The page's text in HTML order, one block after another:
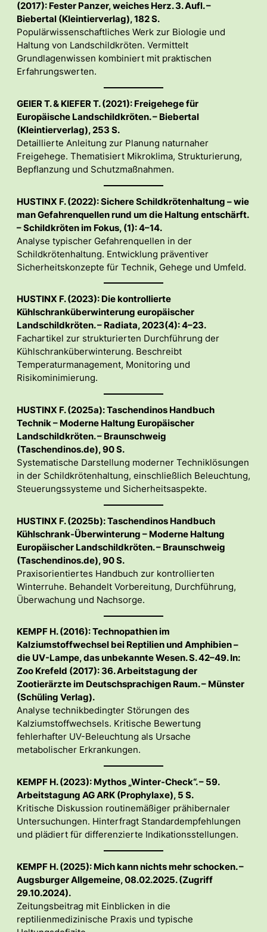
(2017): Fester Panzer, weiches Herz. 3. Aufl. –
Biebertal (Kleintierverlag), 182 S.
Populärwissenschaftliches Werk zur Biologie und
Haltung von Landschildkröten. Vermittelt
Grundlagenwissen kombiniert mit praktischen
Erfahrungswerten.
GEIER T. & KIEFER T. (2021): Freigehege für
Europäische Landschildkröten. – Biebertal
(Kleintierverlag), 253 S.
Detaillierte Anleitung zur Planung naturnaher
Freigehege. Thematisiert Mikroklima, Strukturierung,
Bepflanzung und Schutzmaßnahmen.
HUSTINX F. (2022): Sichere Schildkrötenhaltung – wie
man Gefahrenquellen rund um die Haltung entschärft.
– Schildkröten im Fokus, (1): 4–14.
Analyse typischer Gefahrenquellen in der
Schildkrötenhaltung. Entwicklung präventiver
Sicherheitskonzepte für Technik, Gehege und Umfeld.
HUSTINX F. (2023): Die kontrollierte
Kühlschranküberwinterung europäischer
Landschildkröten. – Radiata, 2023(4): 4–23.
Fachartikel zur strukturierten Durchführung der
Kühlschranküberwinterung. Beschreibt
Temperaturmanagement, Monitoring und
Risikominimierung.
HUSTINX F. (2025a): Taschendinos Handbuch
Technik – Moderne Haltung Europäischer
Landschildkröten. – Braunschweig
(Taschendinos.de), 90 S.
Systematische Darstellung moderner Techniklösungen
in der Schildkrötenhaltung, einschließlich Beleuchtung,
Steuerungssysteme und Sicherheitsaspekte.
HUSTINX F. (2025b): Taschendinos Handbuch
Kühlschrank-Überwinterung – Moderne Haltung
Europäischer Landschildkröten. – Braunschweig
(Taschendinos.de), 90 S.
Praxisorientiertes Handbuch zur kontrollierten
Winterruhe. Behandelt Vorbereitung, Durchführung,
Überwachung und Nachsorge.
KEMPF H. (2016): Technopathien im
Kalziumstoffwechsel bei Reptilien und Amphibien –
die UV-Lampe, das unbekannte Wesen. S. 42–49. In:
Zoo Krefeld (2017): 36. Arbeitstagung der
Zootierärzte im Deutschsprachigen Raum. – Münster
(Schüling Verlag).
Analyse technikbedingter Störungen des
Kalziumstoffwechsels. Kritische Bewertung
fehlerhafter UV-Beleuchtung als Ursache
metabolischer Erkrankungen.
KEMPF H. (2023): Mythos „Winter-Check“. – 59.
Arbeitstagung AG ARK (Prophylaxe), 5 S.
Kritische Diskussion routinemäßiger prähibernaler
Untersuchungen. Hinterfragt Standardempfehlungen
und plädiert für differenzierte Indikationsstellungen.
KEMPF H. (2025): Mich kann nichts mehr schocken. –
Augsburger Allgemeine, 08.02.2025. (Zugriff
29.10.2024).
Zeitungsbeitrag mit Einblicken in die
reptilienmedizinische Praxis und typische